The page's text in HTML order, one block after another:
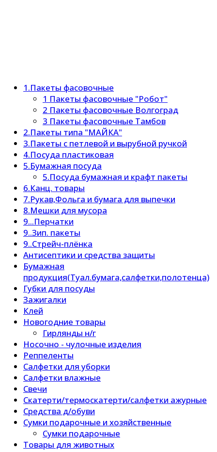
1.Пакеты фасовочные
1 Пакеты фасовочные "Робот"
2 Пакеты фасовочные Волгоград
3 Пакеты фасовочные Тамбов
2.Пакеты типа "МАЙКА"
3.Пакеты с петлевой и вырубной ручкой
4.Посуда пластиковая
5.Бумажная посуда
5.Посуда бумажная и крафт пакеты
6.Канц. товары
7.Рукав,Фольга и бумага для выпечки
8.Мешки для мусора
9...Перчатки
9..Зип. пакеты
9..Стрейч-плёнка
Антисептики и средства защиты
Бумажная
продукция(Туал.бумага,салфетки,полотенца)
Губки для посуды
Зажигалки
Клей
Новогодние товары
Гирлянды н/г
Носочно - чулочные изделия
Реппеленты
Салфетки для уборки
Салфетки влажные
Свечи
Скатерти/термоскатерти/салфетки ажурные
Средства д/обуви
Сумки подарочные и хозяйственные
Сумки подарочные
Товары для животных